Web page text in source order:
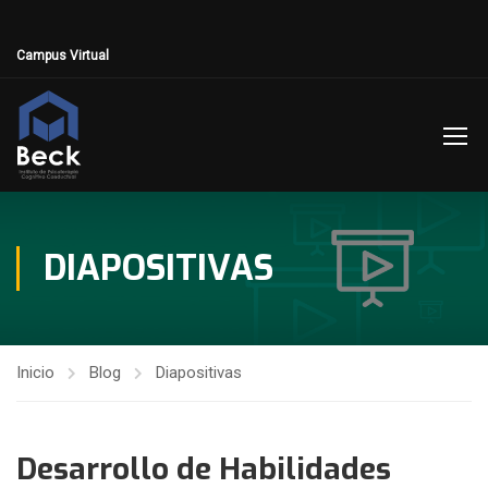
Campus Virtual
DIAPOSITIVAS
Inicio Blog Diapositivas
Desarrollo de Habilidades